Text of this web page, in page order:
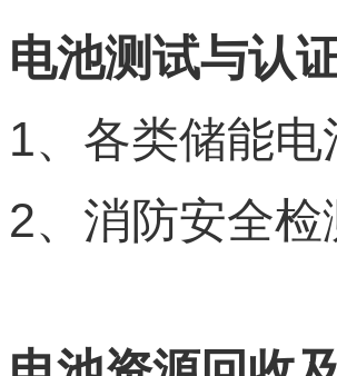
电池测试与认
1、各类储能
2、消防安全